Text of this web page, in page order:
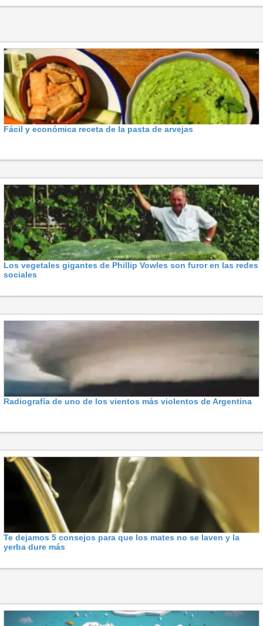
Fácil y económica receta de la pasta de arvejas
Los vegetales gigantes de Phillip Vowles son furor en las redes
sociales
Radiografía de uno de los vientos más violentos de Argentina
Te dejamos 5 consejos para que los mates no se laven y la
yerba dure más